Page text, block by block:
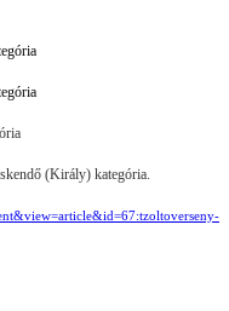
(Király) kategória.